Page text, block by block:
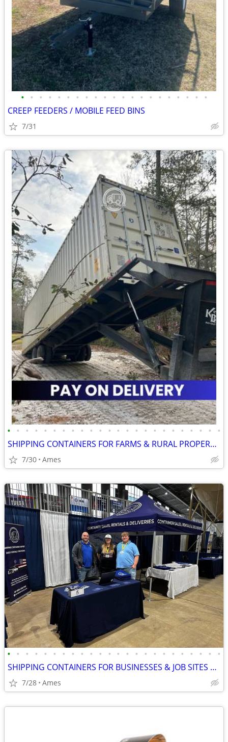
• • • • • • • • • • • • • • • • • • • • •
CREEP FEEDERS / MOBILE FEED BINS
7/31
• • • • • • • • • • • • • • • • • • • • • • • •
SHIPPING CONTAINERS FOR FARMS & RURAL PROPERTIES 515-709-4316
7/30 Ames
• • • • • • • • • • • • • • • • • • • • • • • •
SHIPPING CONTAINERS FOR BUSINESSES & JOB SITES 515-709-4316
7/28 Ames